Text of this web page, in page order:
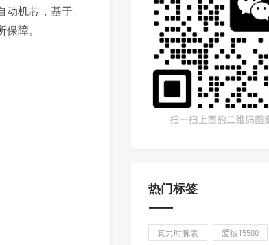
动机芯，基于
障。
热门标签
真力时腕表 爱彼15500